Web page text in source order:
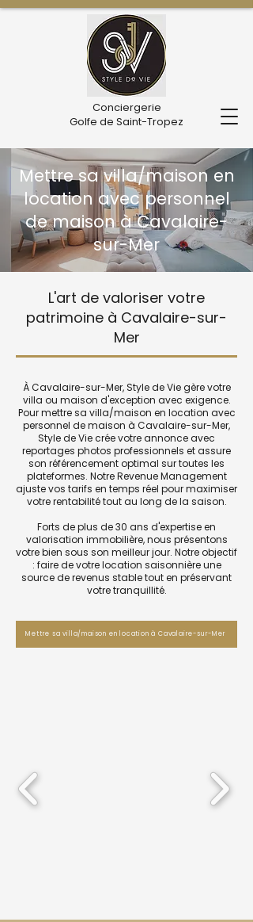
Conciergerie
Golfe de Saint-Tropez
Mettre sa villa/maison en
location avec personnel
de maison à Cavalaire-
sur-Mer
L'art de valoriser votre
patrimoine à Cavalaire-sur-
Mer
À Cavalaire-sur-Mer, Style de Vie gère votre
villa ou maison d'exception avec exigence.
Pour mettre sa villa/maison en location avec
personnel de maison à Cavalaire-sur-Mer,
Style de Vie crée votre annonce avec
reportages photos professionnels et assure
son référencement optimal sur toutes les
plateformes. Notre Revenue Management
ajuste vos tarifs en temps réel pour maximiser
votre rentabilité tout au long de la saison.
Forts de plus de 30 ans d'expertise en
valorisation immobilière, nous présentons
votre bien sous son meilleur jour. Notre objectif
: faire de votre location saisonnière une
source de revenus stable tout en préservant
votre tranquillité.
Mettre sa villa/maison en location à Cavalaire-sur-Mer